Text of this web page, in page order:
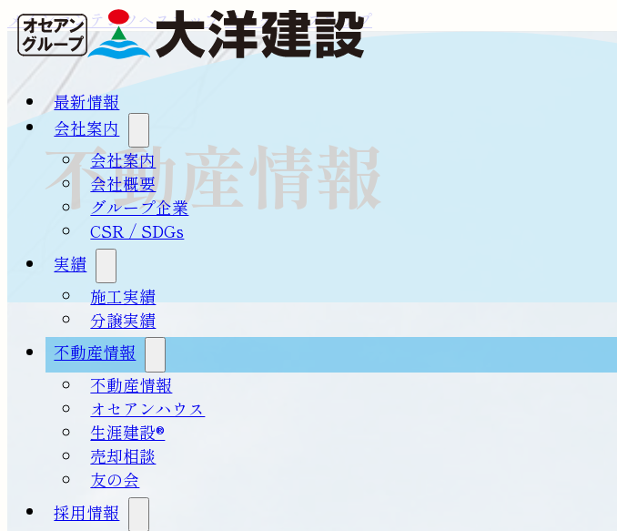
メインコンテンツへスキップフッターへスキップ
最新情報
会社案内
会社案内
会社概要
グループ企業
CSR / SDGs
実績
施工実績
分譲実績
不動産情報
不動産情報
オセアンハウス
生涯建設®
売却相談
友の会
採用情報
不動産情報